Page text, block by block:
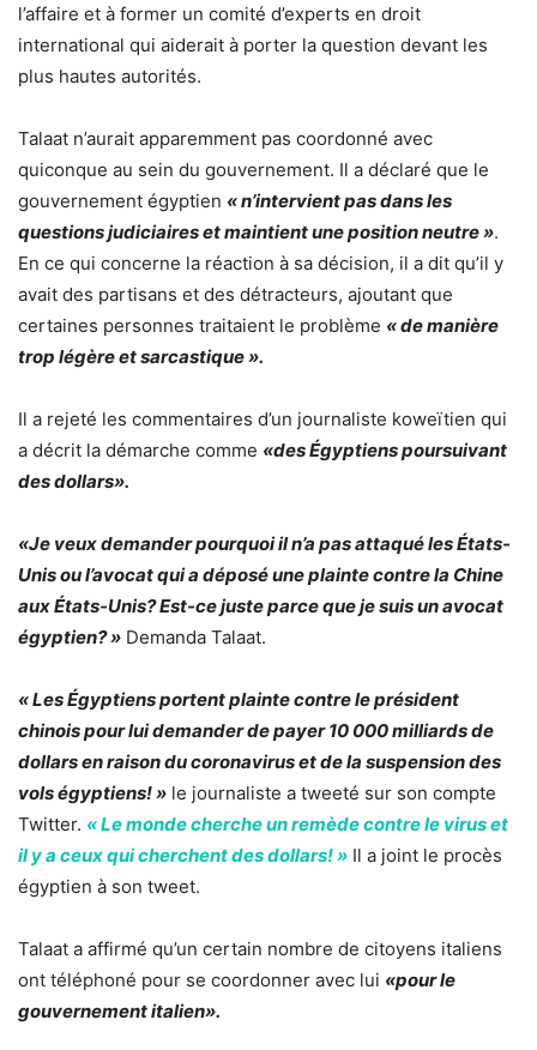
l’affaire et à former un comité d’experts en droit
international qui aiderait à porter la question devant les
plus hautes autorités.
Talaat n’aurait apparemment pas coordonné avec
quiconque au sein du gouvernement. Il a déclaré que le
gouvernement égyptien « n’intervient pas dans les
questions judiciaires et maintient une position neutre ».
En ce qui concerne la réaction à sa décision, il a dit qu’il y
avait des partisans et des détracteurs, ajoutant que
certaines personnes traitaient le problème « de manière
trop légère et sarcastique ».
Il a rejeté les commentaires d’un journaliste koweïtien qui
a décrit la démarche comme «des Égyptiens poursuivant
des dollars».
«Je veux demander pourquoi il n’a pas attaqué les États-
Unis ou l’avocat qui a déposé une plainte contre la Chine
aux États-Unis? Est-ce juste parce que je suis un avocat
égyptien? » Demanda Talaat.
« Les Égyptiens portent plainte contre le président
chinois pour lui demander de payer 10 000 milliards de
dollars en raison du coronavirus et de la suspension des
vols égyptiens! » le journaliste a tweeté sur son compte
Twitter. « Le monde cherche un remède contre le virus et
il y a ceux qui cherchent des dollars! » Il a joint le procès
égyptien à son tweet.
Talaat a affirmé qu’un certain nombre de citoyens italiens
ont téléphoné pour se coordonner avec lui «pour le
gouvernement italien».